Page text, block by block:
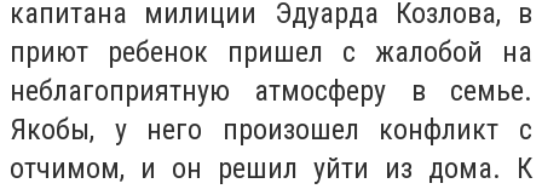
капитана милиции Эдуарда Козлова, в
приют ребенок пришел с жалобой на
неблагоприятную атмосферу в семье.
Якобы, у него произошел конфликт с
отчимом, и он решил уйти из дома. К